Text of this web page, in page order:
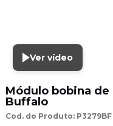
Ver vídeo
Módulo bobina
Buffalo
Cod. do Produto: P3279BF